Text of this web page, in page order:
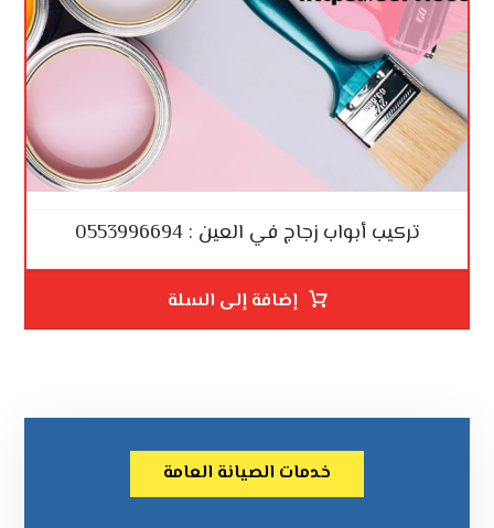
تركيب أبواب زجاج في العين : 0553996694
إضافة إلى السلة
خدمات الصيانة العامة